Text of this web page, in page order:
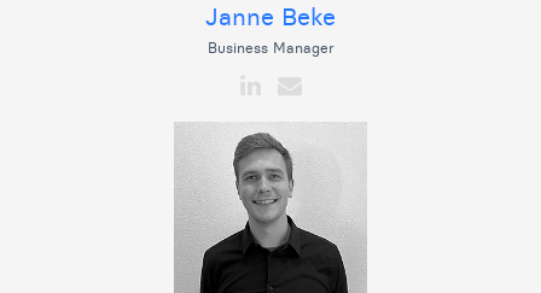
Janne Beke
Business Manager